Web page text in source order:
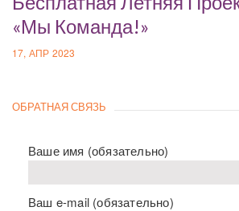
«Мы Команда!»
17, АПР 2023
ОБРАТНАЯ СВЯЗЬ
Ваше имя (обязательно)
Ваш e-mail (обязательно)